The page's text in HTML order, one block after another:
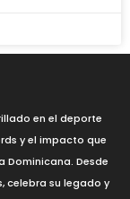
en el deporte
y el impacto que
Dominicana. Desde
celebra su legado y